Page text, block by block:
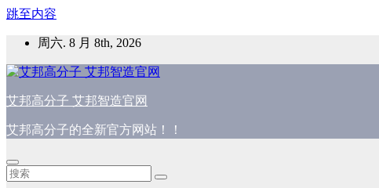
跳至内容
周六. 8 月 8th, 2026
艾邦高分子 艾邦智造官网
艾邦高分子的全新官方网站！！